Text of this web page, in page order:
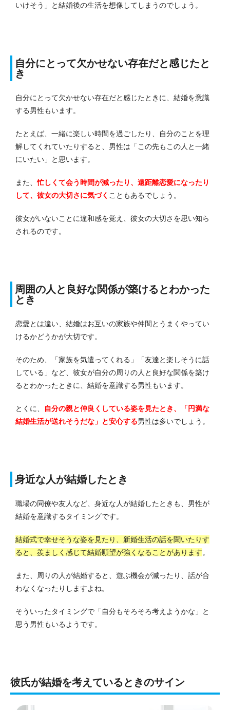
いけそう」と結婚後の生活を想像してしまうのでしょう。
自分にとって欠かせない存在だと感じたと
き
自分にとって欠かせない存在だと感じたときに、結婚を意識
する男性もいます。
たとえば、一緒に楽しい時間を過ごしたり、自分のことを理
解してくれていたりすると、男性は「この先もこの人と一緒
にいたい」と思います。
また、忙しくて会う時間が減ったり、遠距離恋愛になったり
して、彼女の大切さに気づく こともあるでしょう。
彼女がいないことに違和感を覚え、彼女の大切さを思い知ら
されるのです。
周囲の人と良好な関係が築けるとわかった
とき
恋愛とは違い、結婚はお互いの家族や仲間とうまくやってい
けるかどうかが大切です。
そのため、「家族を気遣ってくれる」「友達と楽しそうに話
している」など、彼女が自分の周りの人と良好な関係を築け
るとわかったときに、結婚を意識する男性もいます。
とくに、
自分の親と仲良くしている姿を見たとき、「円満な
結婚生活が送れそうだな」と安心する男性は多いでしょう。
身近な人が結婚したとき
職場の同僚や友人など、身近な人が結婚したときも、男性が
結婚を意識するタイミングです。
結婚式で幸せそうな姿を見たり、新婚生活の話を聞いたりす
ると、羨ましく感じて結婚願望が強くなることがあります。
また、周りの人が結婚すると、遊ぶ機会が減ったり、話が合
わなくなったりしますよね。
そういったタイミングで「自分もそろそろ考えようかな」と
思う男性もいるようです。
彼氏が結婚を考えているときのサイン